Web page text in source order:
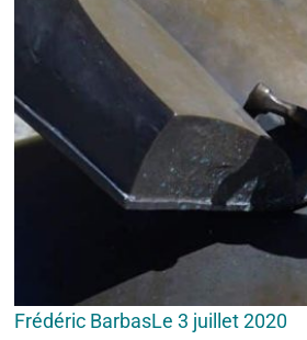
Frédéric BarbasLe 3 juillet 2020